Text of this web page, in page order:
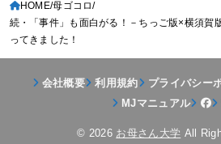
HOME 母ゴコロ
続・「事件」も面白がる！－ちっご版×横須
ってきました！
会社概要 利用規約 プライバシー
MJマニュアル
© 2026 お母さん大学 All